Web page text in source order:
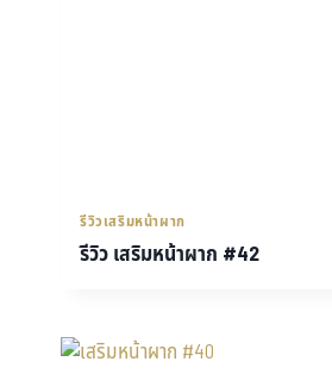
รีวิวเสริมหน้าผาก
รีวิว เสริมหน้าผาก #42